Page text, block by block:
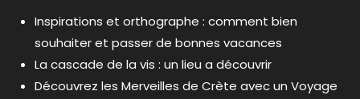
Inspirations et orthographe : comment bien
souhaiter et passer de bonnes vacances
La cascade de la vis : un lieu a découvrir
Découvrez les Merveilles de Crète avec un Voyage